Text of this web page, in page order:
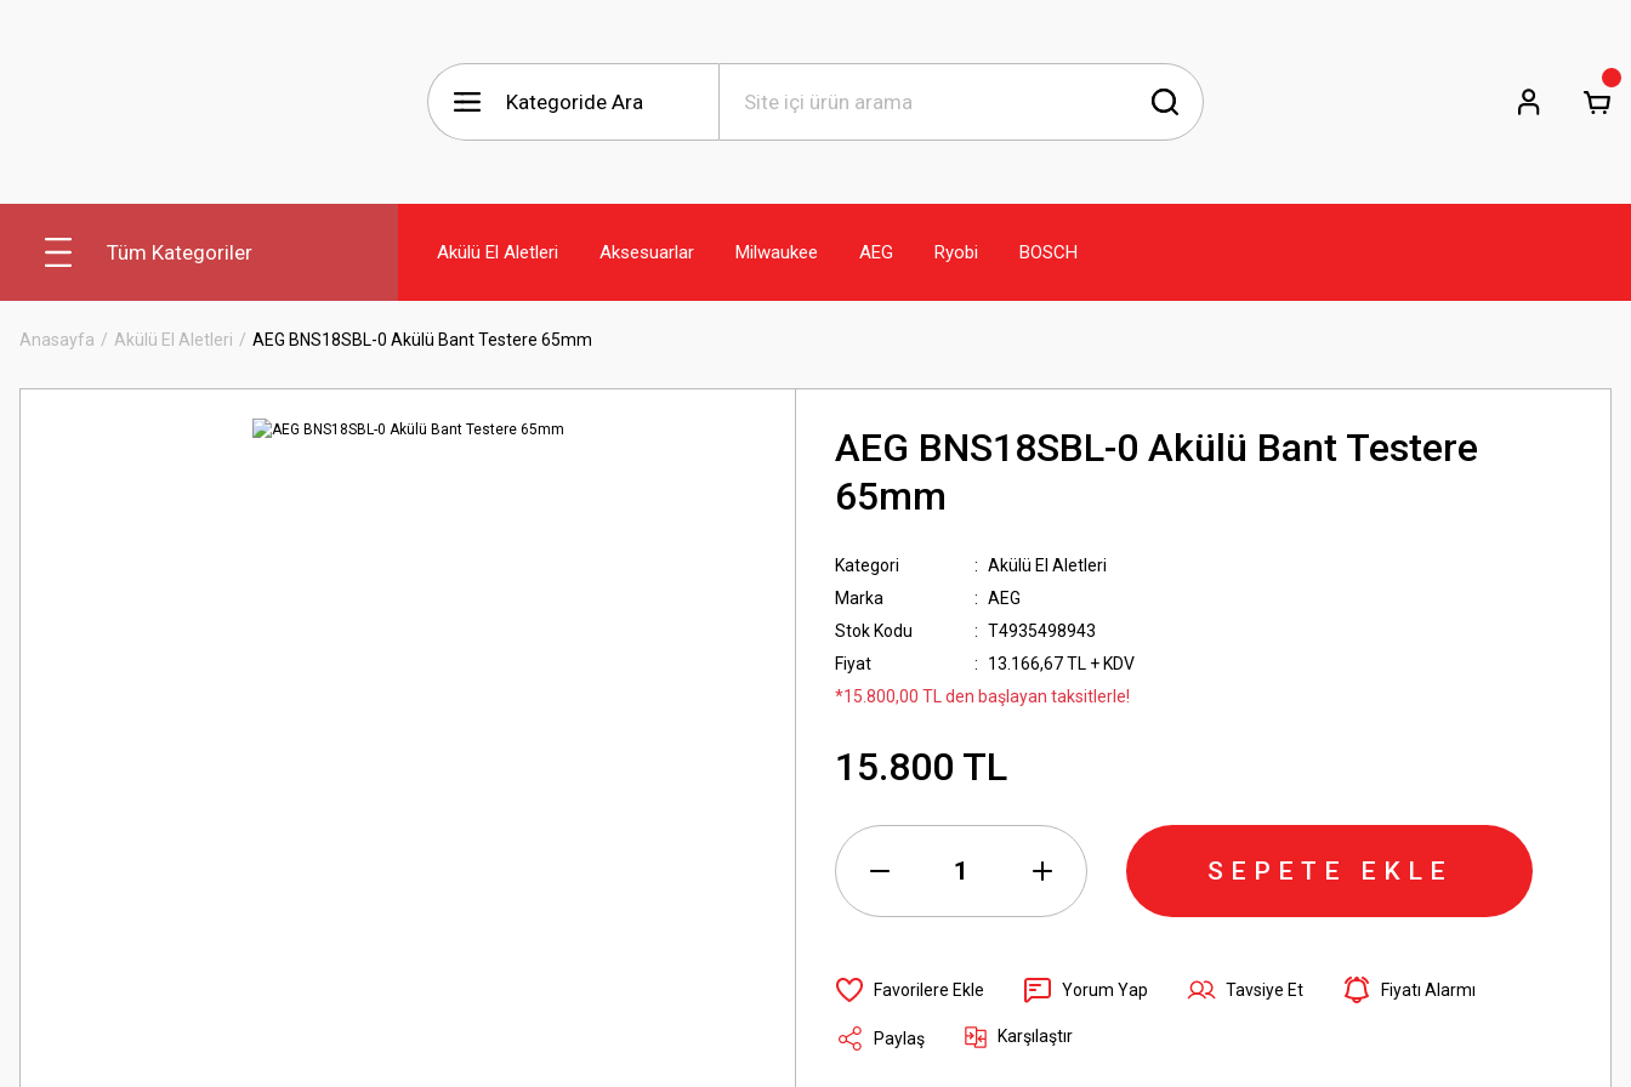
Tüm Kategoriler Akülü El Aletleri Aksesuarlar Milwaukee AEG Ryobi BOSCH
Anasayfa Akülü El Aletleri AEG BNS18SBL-0 Akülü Bant Testere 65mm
AEG BNS18SBL-0 Akülü Bant Testere
65mm
Kategori
Akülü El Aletleri
Marka
AEG
Stok Kodu
T4935498943
Fiyat
13.166,67 TL + KDV
*15.800,00 TL den başlayan taksitlerle!
15.800 TL
SEPETE EKLE
Yorum Yap Tavsiye Et Fiyatı Alarmı
Paylaş Karşılaştır